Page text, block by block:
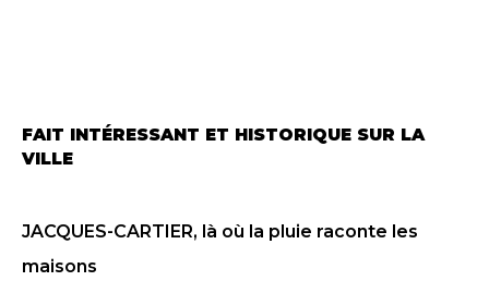
FAIT INTÉRESSANT ET HISTORIQUE SUR LA
VILLE
JACQUES-CARTIER, là où la pluie raconte les
maisons